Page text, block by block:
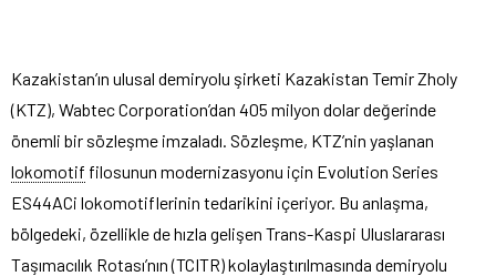
Kazakistan’ın ulusal demiryolu şirketi Kazakistan Temir Zholy
(KTZ), Wabtec Corporation’dan 405 milyon dolar değerinde
önemli bir sözleşme imzaladı. Sözleşme, KTZ’nin yaşlanan
lokomotif filosunun modernizasyonu için Evolution Series
ES44ACi lokomotiflerinin tedarikini içeriyor. Bu anlaşma,
bölgedeki, özellikle de hızla gelişen Trans-Kaspi Uluslararası
Taşımacılık Rotası’nın (TCITR) kolaylaştırılmasında demiryolu